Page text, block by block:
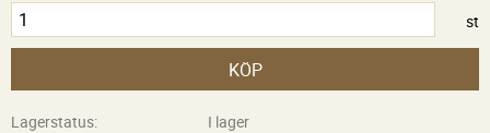
st
KÖP
Lagerstatus
I lager